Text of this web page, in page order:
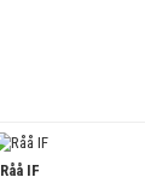
Råå IF